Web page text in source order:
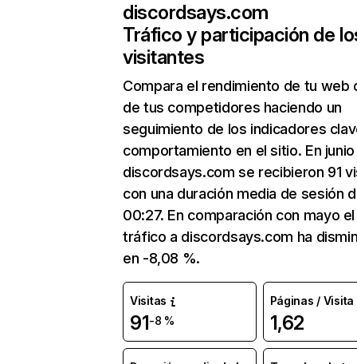
discordsays.com
Tráfico y participación de
visitantes
Compara el rendimiento de tu web
de tus competidores haciendo un
seguimiento de los indicadores
comportamiento en el sitio. En junio
discordsays.com se recibieron 91
con una duración media de sesión
00:27. En comparación con mayo el
tráfico a discordsays.com ha
en -8,08 %.
Visitas
91-8 %
Páginas / Visita
1,62